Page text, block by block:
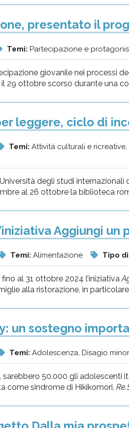
presentato il
Temi: Partecipazione e
giovanile nei processi
il 29 ottobre scorso durante una
leggere, ciclo di
Temi: Attività culturali e
degli studi
al 26 ottobre la biblioteca
Aggiungi un
Temi: Alimentazione Tipo
al 31 ottobre 2024 l’iniziativa
alla ristorazione, in
un sostegno
Temi: Adolescenza, Disagio
50.000 gli adolescenti
come sindrome di Hikikomori.